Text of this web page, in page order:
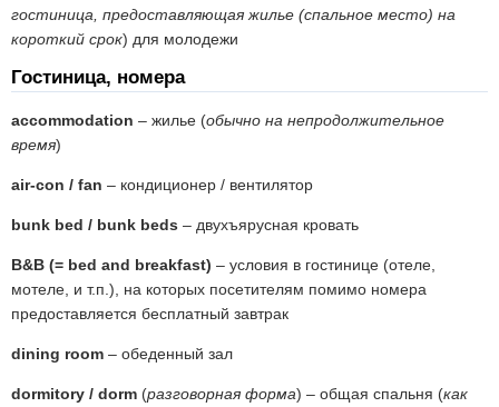
гостиница, предоставляющая жилье (спальное место) на
короткий срок) для молодежи
Гостиница, номера
accommodation – жилье (обычно на непродолжительное
время)
air-con / fan – кондиционер / вентилятор
bunk bed / bunk beds – двухъярусная кровать
B&B (= bed and breakfast) – условия в гостинице (отеле,
мотеле, и т.п.), на которых посетителям помимо номера
предоставляется бесплатный завтрак
dining room – обеденный зал
dormitory / dorm (разговорная форма) – общая спальня (как